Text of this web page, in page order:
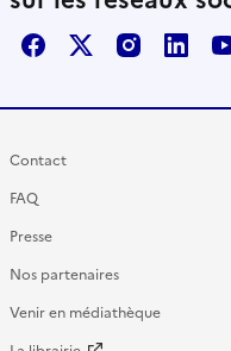
FacebookX / TwitterInstagram
Contact
FAQ
Presse
Nos partenaires
Venir en médiathèque